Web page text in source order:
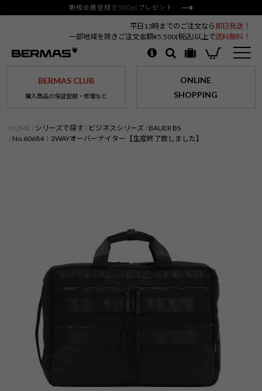
新規会員登録で500ptプレゼント
平日13時までのご注文なら 即日発送！
一部地域を除きご注文金額¥5,500(税込)以上で送料無料！
BERMAS CLUB
購入商品の保証登録・修理など
ONLINE
SHOPPING
HOME シリーズで探す ビジネスシリーズ
BAUER BS
No.60684：3WAYオーバーナイター【生産終了致しました】